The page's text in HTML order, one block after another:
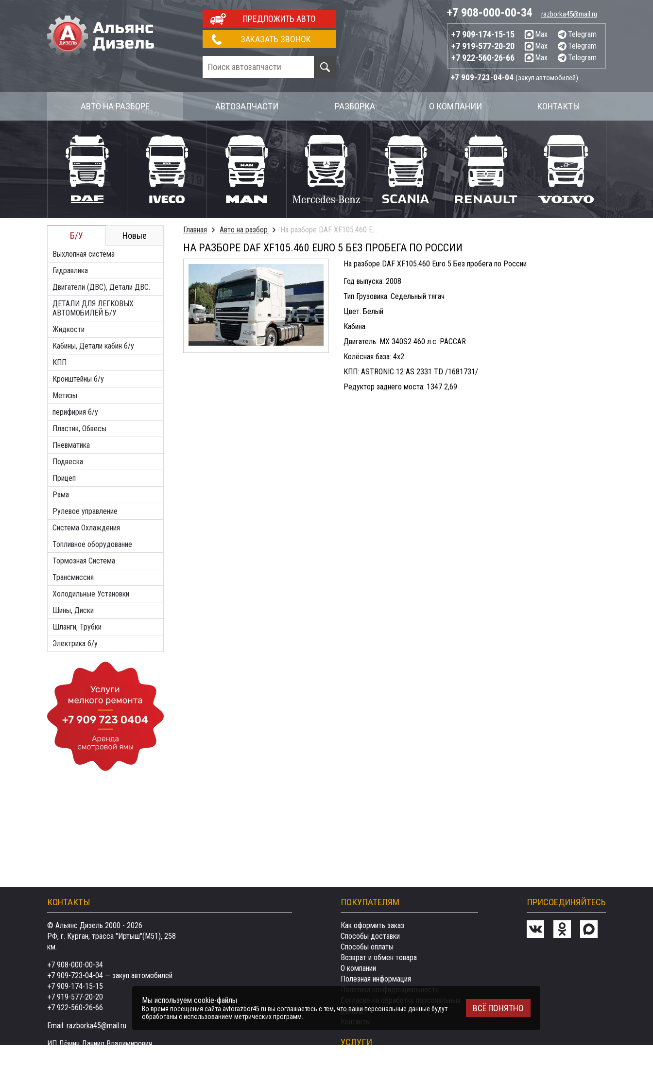
ПРЕДЛОЖИТЬ АВТО
ЗАКАЗАТЬ ЗВОНОК
+7 908-000-00-34 razborka45@mail.ru
+7 909-174-15-15 Max Telegram
+7 919-577-20-20 Max Telegram
+7 922-560-26-66 Max Telegram
+7 909-723-04-04 (закуп автомобилей)
АВТО НА РАЗБОРЕ АВТОЗАПЧАСТИ РАЗБОРКА О КОМПАНИИ КОНТАКТЫ
Б/У Новые
Выхлопная система
Гидравлика
Двигатели (ДВС), Детали ДВС.
ДЕТАЛИ ДЛЯ ЛЕГКОВЫХ
АВТОМОБИЛЕЙ Б/У
Жидкости
Кабины, Детали кабин б/у
КПП
Кронштейны б/у
Метизы
перифирия б/у
Пластик, Обвесы
Пневматика
Подвеска
Прицеп
Рама
Рулевое управление
Система Охлаждения
Топливное оборудование
Тормозная Система
Трансмиссия
Холодильные Установки
Шины, Диски
Шланги, Трубки
Электрика б/у
Главная Авто на разбор На разборе DAF XF105.460 Euro 5 Без пробега по России
НА РАЗБОРЕ DAF XF105.460 EURO 5 БЕЗ ПРОБЕГА ПО РОССИИ
На разборе DAF XF105.460 Euro 5 Без пробега по России
Год выпуска: 2008
Тип Грузовика: Седельный тягач
Цвет: Белый
Кабина:
Двигатель: MX 340S2 460 л.с. PACCAR
Колёсная база: 4х2
КПП: ASTRONIC 12 AS 2331 TD /1681731/
Редуктор заднего моста: 1347 2,69
КОНТАКТЫ
© Альянс Дизель 2000 - 2026
РФ, г. Курган, трасса "Иртыш"(М51), 258
км.
+7 908-000-00-34
+7 909-723-04-04 — закуп автомобилей
+7 909-174-15-15
+7 919-577-20-20
+7 922-560-26-66
Email: razborka45@mail.ru
ИП Дёмин Даниил Владимирович
ПОКУПАТЕЛЯМ
Как оформить заказ
Способы доставки
Способы оплаты
Возврат и обмен товара
О компании
Полезная информация
данных
УСЛУГИ
ПРИСОЕДИНЯЙТЕСЬ
Мы используем cookie-файлы
Во время посещения сайта avtorazbor45.ru вы соглашаетесь с тем, что ваши персональные данные будут
обработаны с использованием метрических программ.
ВСЁ ПОНЯТНО